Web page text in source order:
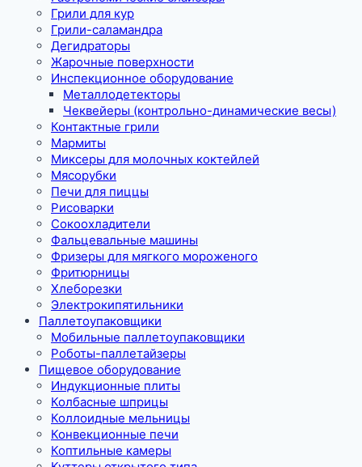
Грили для кур
Грили-саламандра
Дегидраторы
Жарочные поверхности
Инспекционное оборудование
Металлодетекторы
Чеквейеры (контрольно-динамические весы)
Контактные грили
Мармиты
Миксеры для молочных коктейлей
Мясорубки
Печи для пиццы
Рисоварки
Сокоохладители
Фальцевальные машины
Фризеры для мягкого мороженого
Фритюрницы
Хлеборезки
Электрокипятильники
Паллетоупаковщики
Мобильные паллетоупаковщики
Роботы-паллетайзеры
Пищевое оборудование
Индукционные плиты
Колбасные шприцы
Коллоидные мельницы
Конвекционные печи
Коптильные камеры